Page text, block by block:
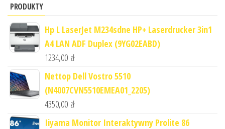
PRODUKTY
Hp L LaserJet M234sdne HP+ Laserdrucker 3in1
A4 LAN ADF Duplex (9YG02EABD)
1234,00 zł
Nettop Dell Vostro 5510
(N4007CVN5510EMEA01_2205)
4350,00 zł
Iiyama Monitor Interaktywny Prolite 86